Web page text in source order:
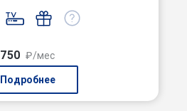
750 ₽/мес
Подробнее